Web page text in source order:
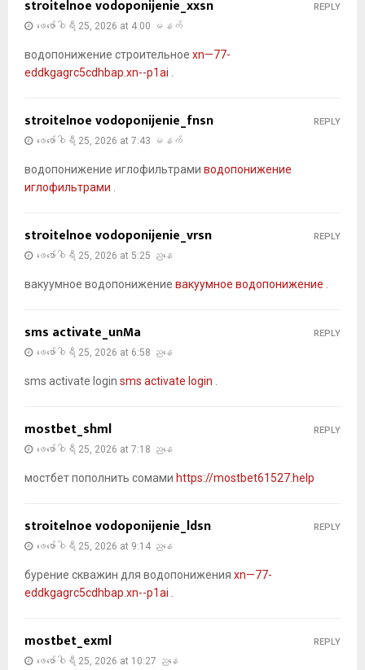
stroitelnoe vodoponijenie_xxsn
ဖေ‌ဖော်ဝါရီ 25, 2026 at 4:00 မနက်
водопонижение строительное xn—77-
eddkgagrc5cdhbap.xn--p1ai .
REPLY
stroitelnoe vodoponijenie_fnsn
ဖေ‌ဖော်ဝါရီ 25, 2026 at 7:43 မနက်
водопонижение иглофильтрами водопонижение
иглофильтрами .
REPLY
stroitelnoe vodoponijenie_vrsn
ဖေ‌ဖော်ဝါရီ 25, 2026 at 5:25 ညနေ
вакуумное водопонижение вакуумное водопонижение .
REPLY
sms activate_unMa
ဖေ‌ဖော်ဝါရီ 25, 2026 at 6:58 ညနေ
sms activate login sms activate login .
REPLY
mostbet_shml
ဖေ‌ဖော်ဝါရီ 25, 2026 at 7:18 ညနေ
мостбет пополнить сомами https://mostbet61527.help
REPLY
stroitelnoe vodoponijenie_ldsn
ဖေ‌ဖော်ဝါရီ 25, 2026 at 9:14 ညနေ
бурение скважин для водопонижения xn—77-
eddkgagrc5cdhbap.xn--p1ai .
REPLY
mostbet_exml
ဖေ‌ဖော်ဝါရီ 25, 2026 at 10:27 ညနေ
REPLY